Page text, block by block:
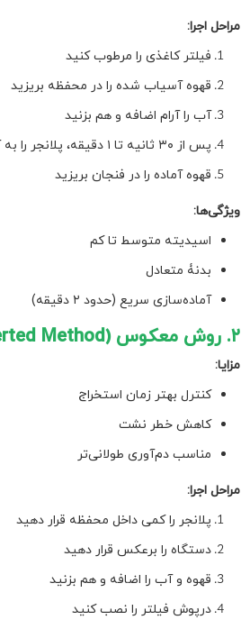
مراحل اجرا:
فیلتر کاغذی را مرطوب کنید
قهوه آسیاب شده را در محفظه بریزید
آب را آرام اضافه و هم بزنید
پس از ۳۰ ثانیه تا ۱ دقیقه، پلانجر را به آرامی فشار دهید
قهوه آماده را در فنجان بریزید
ویژگی‌ها:
اسیدیته متوسط تا کم
بدنۀ متعادل
آماده‌سازی سریع (حدود ۲ دقیقه)
۲. روش معکوس (Inverted Method)
مزایا:
کنترل بهتر زمان استخراج
کاهش خطر نشت
مناسب دم‌آوری طولانی‌تر
مراحل اجرا:
پلانجر را کمی داخل محفظه قرار دهید
دستگاه را برعکس قرار دهید
قهوه و آب را اضافه و هم بزنید
درپوش فیلتر را نصب کنید